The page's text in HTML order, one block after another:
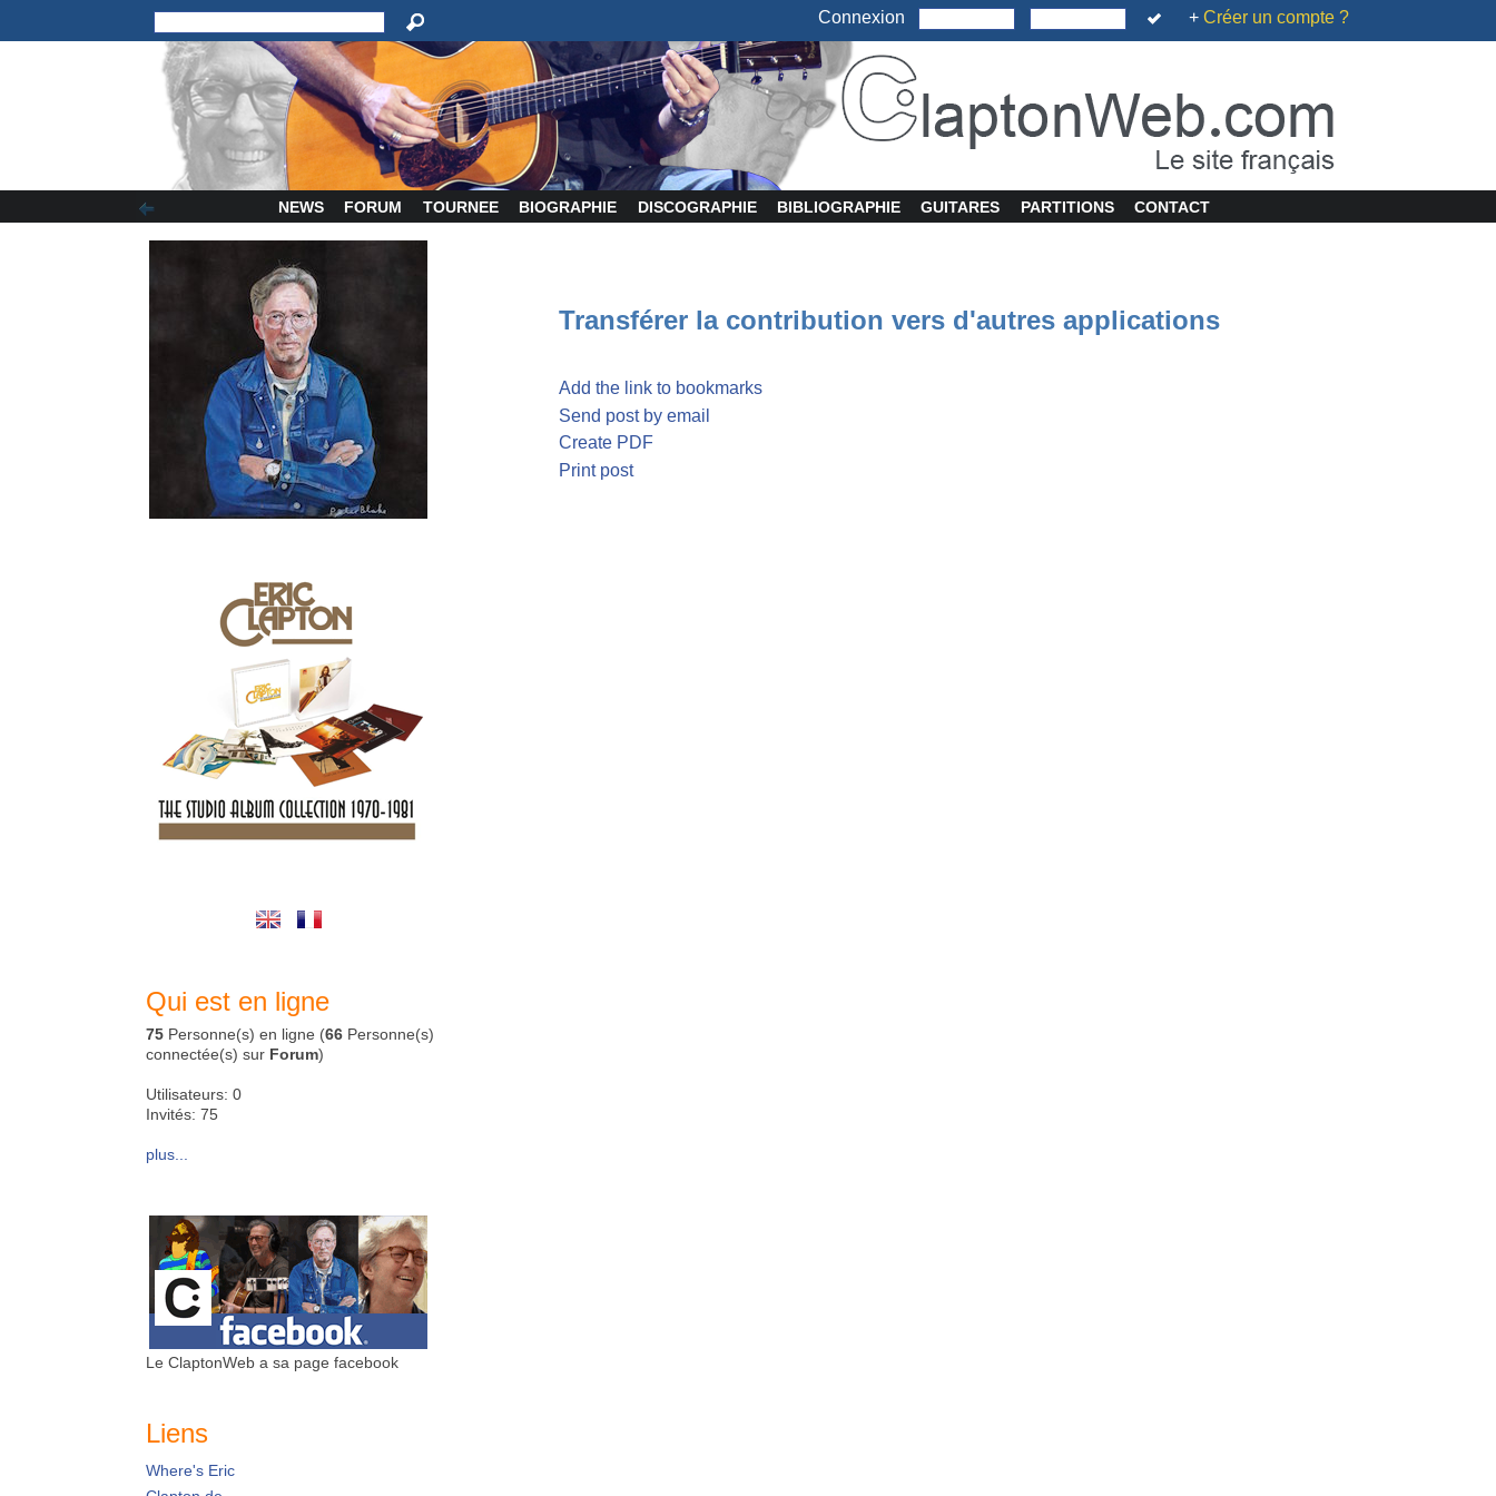
Connexion + Créer un compte ?
NEWS FORUM TOURNEE BIOGRAPHIE DISCOGRAPHIE BIBLIOGRAPHIE GUITARES PARTITIONS CONTACT
Qui est en ligne
75 Personne(s) en ligne (66 Personne(s)
connectée(s) sur Forum)
Utilisateurs: 0
Invités: 75
plus...
Le ClaptonWeb a sa page facebook
Liens
Where's Eric
Transférer la contribution vers d'autres applications
Add the link to bookmarks
Send post by email
Create PDF
Print post